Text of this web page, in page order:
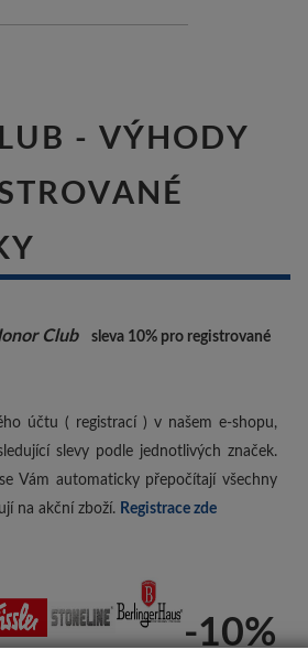
- VÝHODY
Club sleva 10% pro registrované
účtu ( registrací ) v našem e-shopu,
slevy podle jednotlivých značek.
Vám automaticky přepočítají všechny
na akční zboží. Registrace zde
-10%